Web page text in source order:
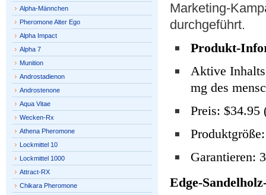
Marketing-
durchgeführt.
Produkt-
Aktive
mg des
Preis: $34.95
Garantieren:
Edge-
Alpha-Männchen
Pheromone Alter Ego
Alpha Impact
Alpha 7
Munition
Androstadienon
Androstenone
Aqua Vitae
Wecken-Rx
Athena Pheromone
Lockmittel 10
Lockmittel 1000
Attract-RX
Chikara Pheromone